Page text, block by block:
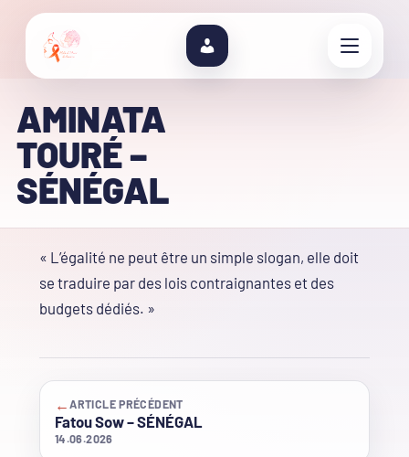
AMINATA
TOURÉ –
SÉNÉGAL
« L’égalité ne peut être un simple slogan, elle doit
se traduire par des lois contraignantes et des
budgets dédiés. »
←ARTICLE PRÉCÉDENT
Fatou Sow – SÉNÉGAL
14.06.2026